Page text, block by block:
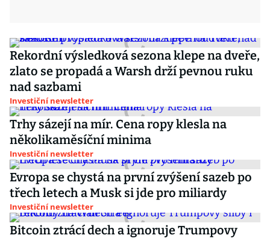
Rekordní výsledková sezona klepe na dveře,
zlato se propadá a Warsh drží pevnou ruku
nad sazbami
Investiční newsletter
Trhy sázejí na mír. Cena ropy klesla na
několikaměsíční minima
Investiční newsletter
Evropa se chystá na první zvýšení sazeb po
třech letech a Musk si jde pro miliardy
Investiční newsletter
Bitcoin ztrácí dech a ignoruje Trumpovy